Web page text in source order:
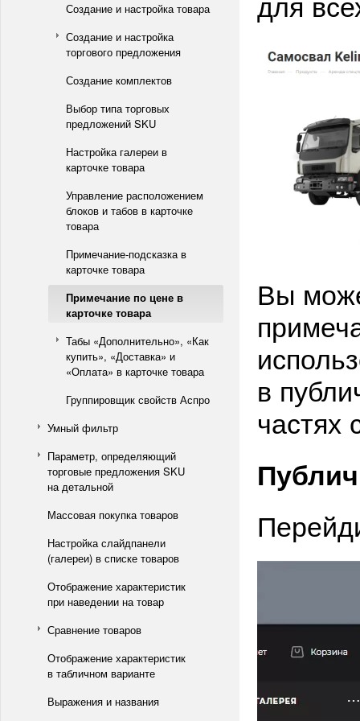
Создание и настройка товара
Создание и настройка
торгового предложения
Создание комплектов
Выбор типа торговых
предложений SKU
Настройка галереи в
карточке товара
Управление расположением
блоков и табов в карточке
товара
Примечание-подсказка в
карточке товара
Примечание по цене в
карточке товара
Табы «Дополнительно», «Как
купить», «Доставка» и
«Оплата» в карточке товара
Группировщик свойств Аспро
Умный фильтр
Параметр, определяющий
торговые предложения SKU
на детальной
Массовая покупка товаров
Настройка слайдпанели
(галереи) в списке товаров
Отображение характеристик
при наведении на товар
Сравнение товаров
Отображение характеристик
в табличном варианте
Выражения и названия
Вы
в
частях